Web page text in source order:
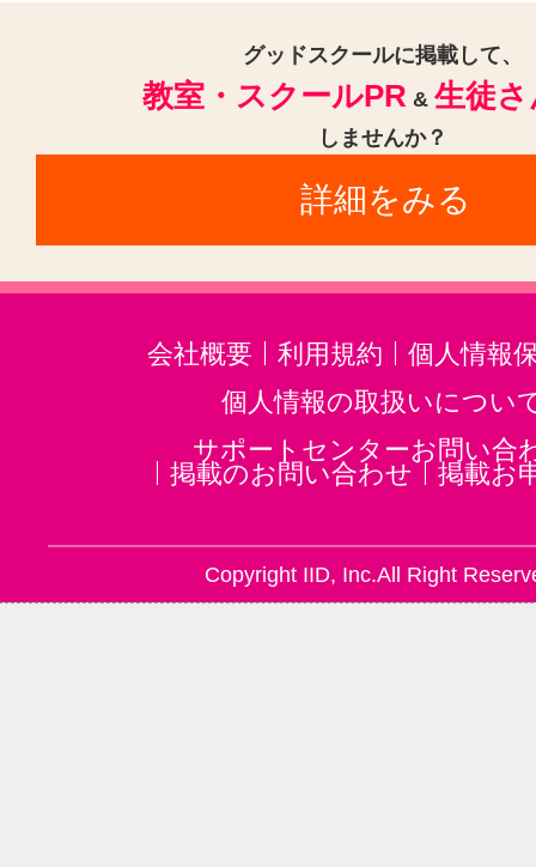
グッドスクールに掲載して、
教室・スクールPR & 生徒
しませんか？
詳細をみる
会社概要 利用規約
個人情報
個人情報の取扱いについ
サポートセンターお問い合
掲載のお問い合わせ
掲載お
Copyright IID, Inc.All Right